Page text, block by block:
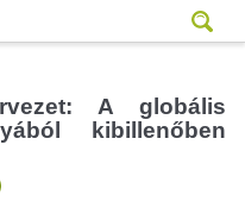
A globális
kibillenőben